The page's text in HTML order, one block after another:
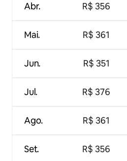
Abr.
Mai.
Jun.
Jul.
Ago.
Set.
R$ 356
R$ 361
R$ 351
R$ 376
R$ 361
R$ 356